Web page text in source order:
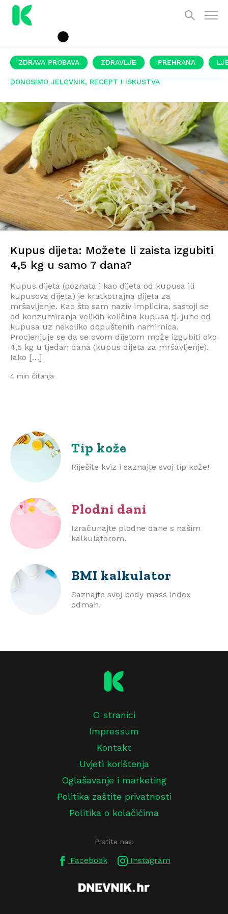
ZDRAVA PROBAVA ZDRAVLJE PREHRANA
DONOSIMO JELOVNIK, RECEPT I ISKUSTVA
Kupus dijeta: Možete li zaista izgubiti
4,5 kg u samo 7 dana?
Kupus dijeta (poznata i kao dijeta od kupusa ili
kupusova dijeta) je kratkotrajna dijeta za
mršavljenje. Kao što sam naziv implicira, sastoji se
od konzumiranja velikih količina kupusa tj. juhe od
kupusa uz nekoliko dopuštenih namirnica.
Procjenjuje se da se ovom dijetom može izgubiti oko
4,5 kg u tjedan dana (kupus dijeta za mršavljenje).
Iako […]
4 min čitanja
Tip kože
Riješite kviz i saznajte svoj tip kože!
Plodni dani
Izračunajte plodne dane s našim
kalkulatorom.
BMI kalkulator
Saznajte svoj body mass index
odmah.
O stranici
Impressum
Kontakt
Uvjeti korištenja
Oglašavanje i marketing
Politika zaštite privatnosti
Politika o kolačićima
Pratite nas:
Facebook Instagram